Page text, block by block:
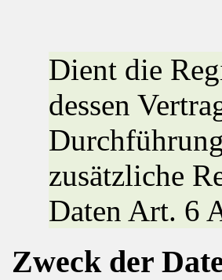
Dient die
dessen
zusätzliche
Daten Art. 6
Zweck der